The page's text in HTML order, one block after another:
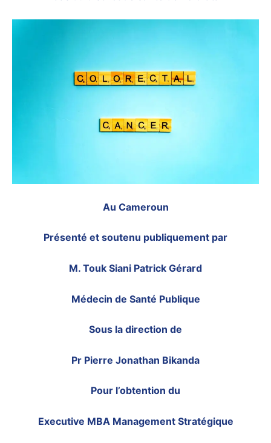
Au Cameroun
Présenté et soutenu publiquement par
M. Touk Siani Patrick Gérard
Médecin de Santé Publique
Sous la direction de
Pr Pierre Jonathan Bikanda
Pour l’obtention du
Executive MBA Management Stratégique